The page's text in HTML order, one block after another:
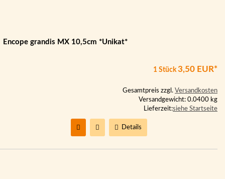
Encope grandis MX 10,5cm *Unikat*
1 Stück 3,50 EUR*
Gesamtpreis zzgl. Versandkosten
Versandgewicht: 0.0400 kg
Lieferzeit:siehe Startseite
Details